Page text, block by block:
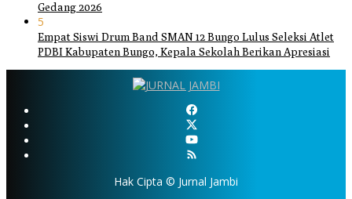
Gedang 2026
5
Empat Siswi Drum Band SMAN 12 Bungo Lulus Seleksi Atlet
PDBI Kabupaten Bungo, Kepala Sekolah Berikan Apresiasi
Hak Cipta © Jurnal Jambi